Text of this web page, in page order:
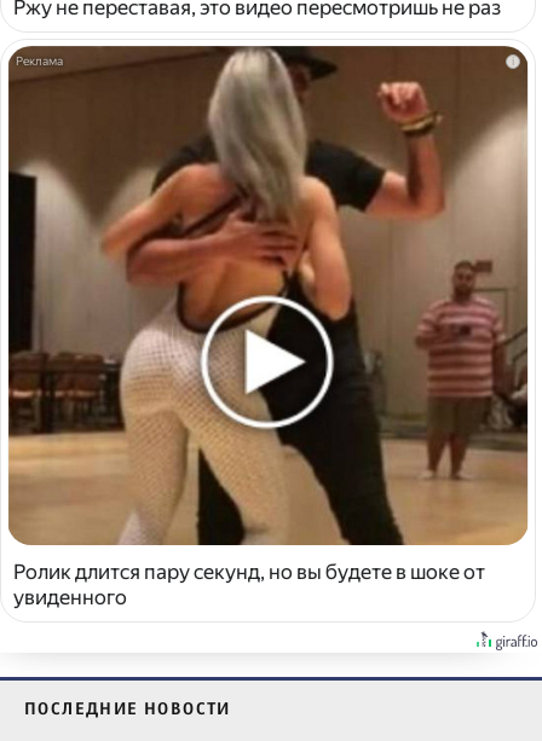
Ржу не переставая, это видео пересмотришь не раз
i
Ролик длится пару секунд, но вы будете в шоке от
увиденного
ПОСЛЕДНИЕ НОВОСТИ